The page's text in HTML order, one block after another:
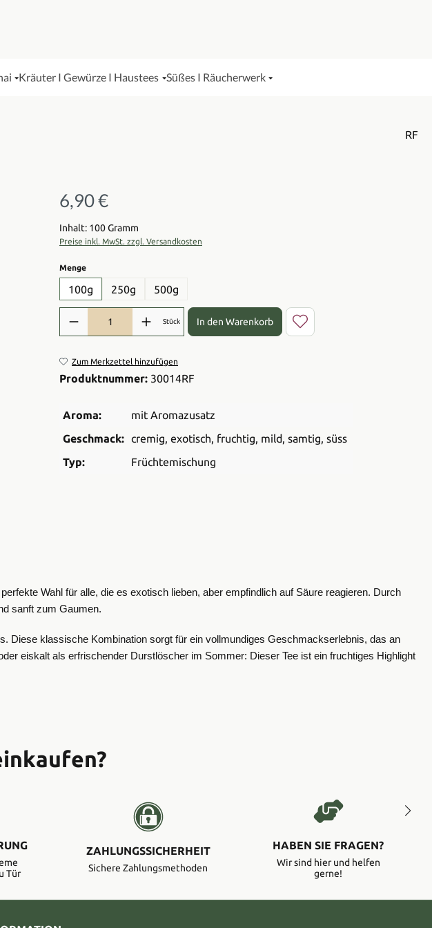
Kräuter I Gewürze I Haustees Süßes I Räucherwerk
RF
Regulärer Preis:
6,90 €
Inhalt: 100 Gramm
Preise inkl. MwSt. zzgl. Versandkosten
Mengeauswählen
100g 250g 500g
Produkt Anzahl: Gib den gewünschten Wert ein oder benutze die
Stück In den Warenkorb
Zum Merkzettel hinzufügen
Produktnummer: 30014RF
Aroma:
mit Aromazusatz
Geschmack: cremig, exotisch, fruchtig, mild, samtig, süss
Typ:
Früchtemischung
Wahl für alle, die es exotisch lieben, aber empfindlich auf Säure reagieren. Durch
sanft zum Gaumen.
Diese klassische Kombination sorgt für ein vollmundiges Geschmackserlebnis, das an
eiskalt als erfrischender Durstlöscher im Sommer: Dieser Tee ist ein fruchtiges Highlight
Tür
ZAHLUNGSSICHERHEIT
Sichere Zahlungsmethoden
HABEN SIE FRAGEN?
Wir sind hier und helfen
gerne!